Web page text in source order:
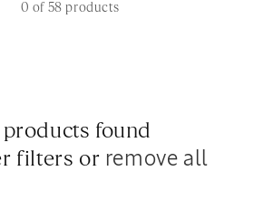
0 of 58 products
products found
filters or remove all